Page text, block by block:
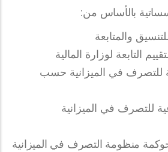
بالأساس من:
والمتابعة
التابعة لوزارة المالية
للتصرف في الميزانية حسب
للتصرف في الميزانية
منظومة التصرف في الميزانية